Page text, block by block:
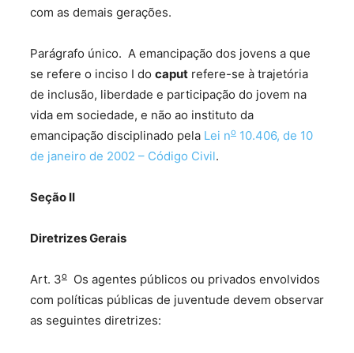
com as demais gerações.
Parágrafo único. A emancipação dos jovens a que
se refere o inciso I do caputrefere-se à trajetória
de inclusão, liberdade e participação do jovem na
vida em sociedade, e não ao instituto da
emancipação disciplinado pela Lei no10.406, de 10
de janeiro de 2002 – Código Civil.
SeçãoII
Diretrizes Gerais
Art. 3oOs agentes públicos ou privados envolvidos
com políticas públicas de juventude devem observar
as seguintes diretrizes: